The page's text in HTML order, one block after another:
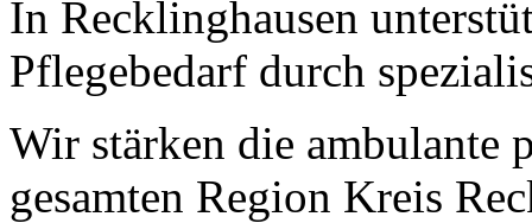
In Recklinghausen
Pflegebedarf durch
Wir stärken die ambulante
gesamten Region Kreis